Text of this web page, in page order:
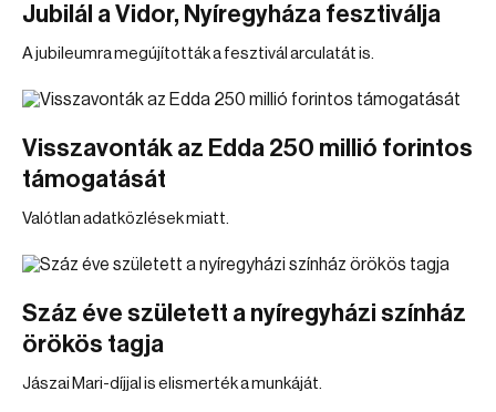
Jubilál a Vidor, Nyíregyháza fesztiválja
A jubileumra megújították a fesztivál arculatát is.
Visszavonták az Edda 250 millió forintos
támogatását
Valótlan adatközlések miatt.
Száz éve született a nyíregyházi színház
örökös tagja
Jászai Mari-díjjal is elismerték a munkáját.